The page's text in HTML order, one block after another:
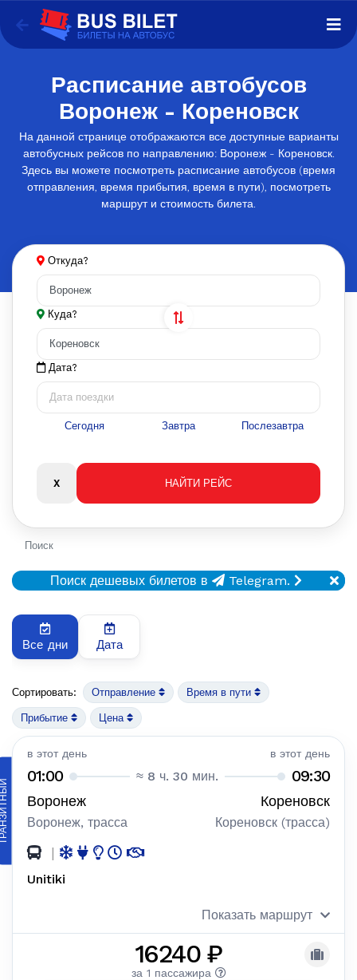
Расписание автобусов
Воронеж - Кореновск
На данной странице отображаются все доступные варианты
автобусных рейсов по направлению: Воронеж - Кореновск.
Здесь вы можете посмотреть расписание автобусов (время
отправления, время прибытия, время в пути), посмотреть
маршрут и стоимость билета.
Откуда?
Куда?
Дата?
Сегодня Завтра Послезавтра
Поиск
Поиск дешевых билетов в Telegram.
Все дни Дата
Сортировать: Отправление Время в пути
Прибытие Цена
в этот день в этот день
01:00 ≈ 8 ч. 30 мин. 09:30
Воронеж Кореновск
Воронеж, трасса Кореновск (трасса)
|
Unitiki
Показать маршрут
16240 ₽
за 1 пассажира